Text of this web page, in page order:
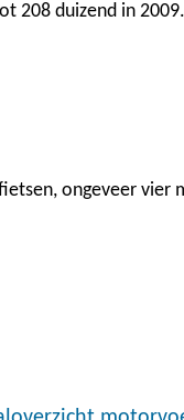
208 duizend in
ongeveer vier